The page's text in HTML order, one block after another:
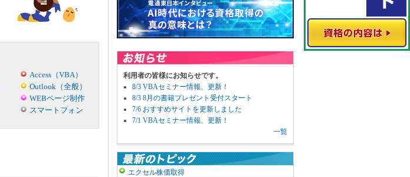
Access（VBA）
Outlook（全般）
WEBページ制作
スマートフォン
利用者の皆様にお知らせです。
8/3 VBAセミナー情報、更新！
8/3 8月の書籍プレゼント受付スタート
7/6 おすすめサイトを更新しました
7/1 VBAセミナー情報、更新！
一覧
エクセル株価取得